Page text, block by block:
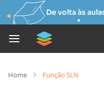
De volta às
Home Função SLN